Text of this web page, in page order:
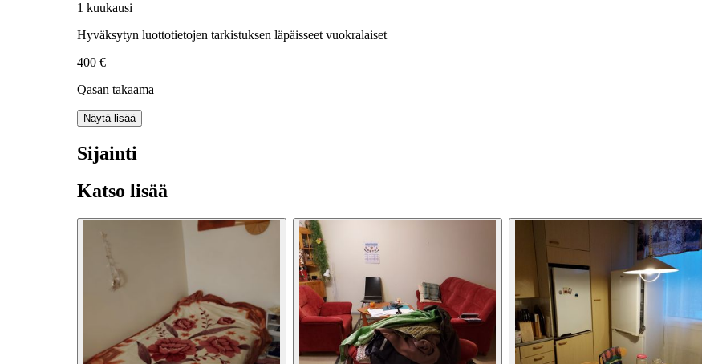
1 kuukausi
Hyväksytyn luottotietojen tarkistuksen läpäisseet vuokralaiset
400 €
Qasan takaama
Näytä lisää
Sijainti
Katso lisää